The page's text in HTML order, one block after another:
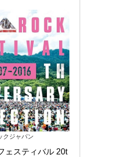
クジャパン
ェスティバル 20t